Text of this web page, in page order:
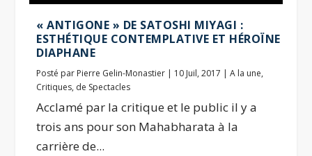
« ANTIGONE » DE SATOSHI MIYAGI :
ESTHÉTIQUE CONTEMPLATIVE ET HÉROÏNE
DIAPHANE
Posté par Pierre Gelin-Monastier | 10 Juil, 2017 |A la une,
Critiques, de Spectacles
Acclamé par la critique et le public il y a
trois ans pour son Mahabharata à la
carrière de...